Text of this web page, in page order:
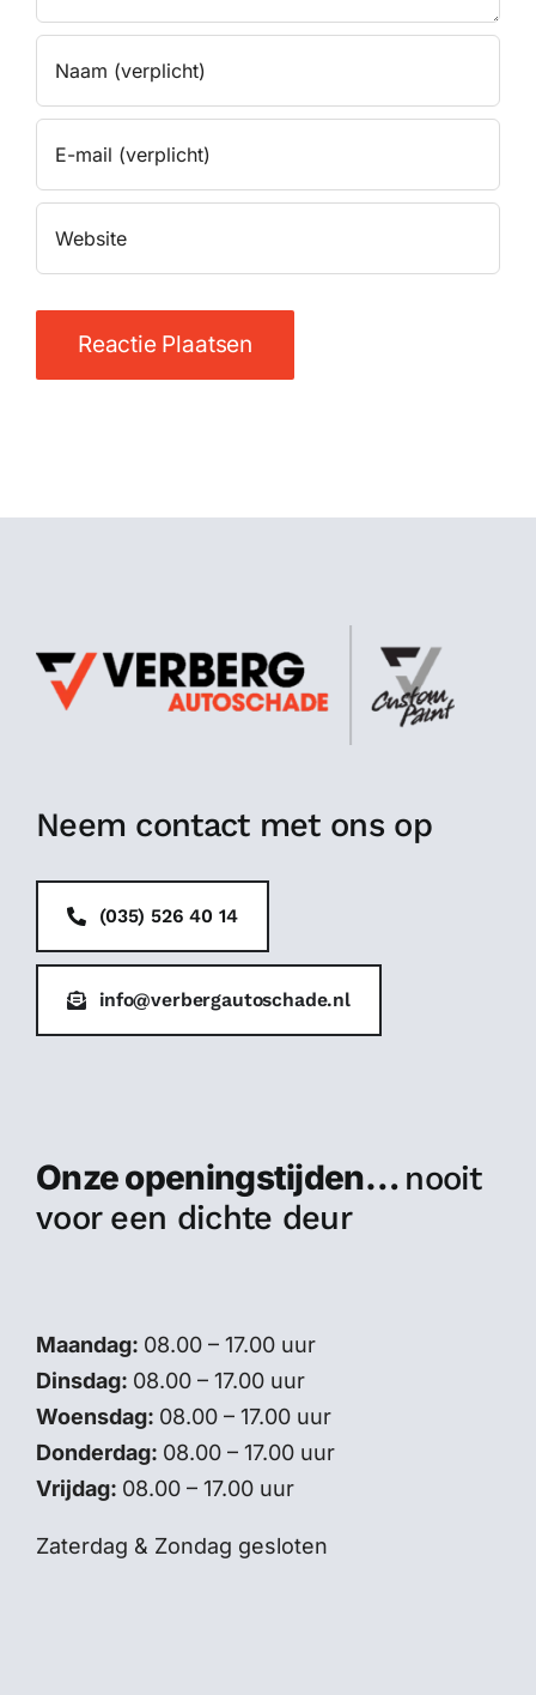
Neem contact met ons op
(035) 526 40 14
info@verbergautoschade.nl
Onze openingstijden… nooit
voor een dichte deur
Maandag: 08.00 – 17.00 uur
Dinsdag: 08.00 – 17.00 uur
Woensdag: 08.00 – 17.00 uur
Donderdag: 08.00 – 17.00 uur
Vrijdag: 08.00 – 17.00 uur
Zaterdag & Zondag gesloten